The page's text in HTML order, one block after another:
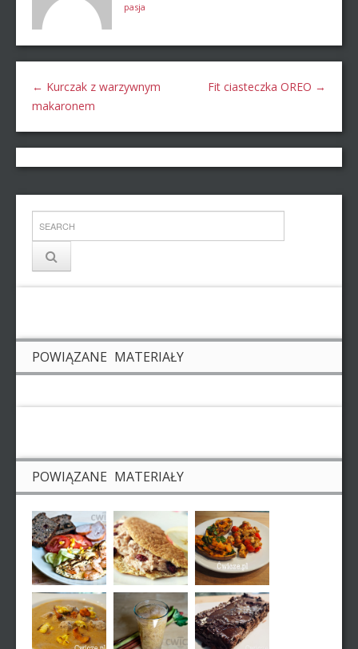
pasja
← Kurczak z warzywnym
makaronem
Fit ciasteczka OREO →
POWIĄZANE MATERIAŁY
POWIĄZANE MATERIAŁY